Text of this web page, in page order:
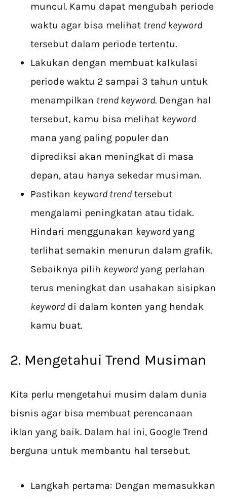
muncul. Kamu dapat mengubah periode
waktu agar bisa melihat trend keyword
tersebut dalam periode tertentu.
Lakukan dengan membuat kalkulasi
periode waktu 2 sampai 3 tahun untuk
menampilkan trend keyword. Dengan hal
tersebut, kamu bisa melihat keyword
mana yang paling populer dan
diprediksi akan meningkat di masa
depan, atau hanya sekedar musiman.
Pastikan keyword trend tersebut
mengalami peningkatan atau tidak.
Hindari menggunakan keyword yang
terlihat semakin menurun dalam grafik.
Sebaiknya pilih keyword yang perlahan
terus meningkat dan usahakan sisipkan
keyword di dalam konten yang hendak
kamu buat.
2. Mengetahui Trend Musiman
Kita perlu mengetahui musim dalam dunia
bisnis agar bisa membuat perencanaan
iklan yang baik. Dalam hal ini, Google Trend
berguna untuk membantu hal tersebut.
Langkah pertama: Dengan memasukkan